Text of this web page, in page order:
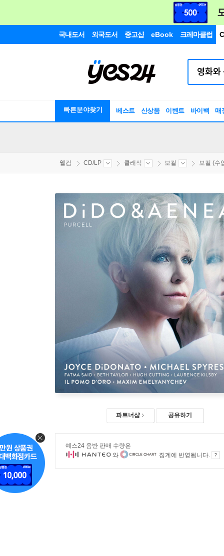
국내도서 외국도서 중고샵 eBook 크레마클럽
빠른분야찾기 베스트 신상품 이벤트 바이백 매
웰컴 CD/LP 클래식 보컬 보컬 (수
파트너샵 공유하기
예스24 음반 판매 수량은
와
집계에 반영됩니다.